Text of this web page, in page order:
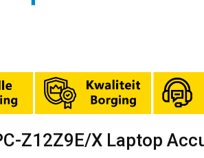
Z12Z9E/X Laptop